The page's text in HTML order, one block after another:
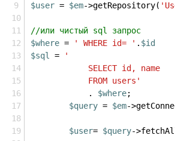
$user = $em->getRepository(
//или чистый sql запрос
$where = ' WHERE id= ' . $id
$sql
=
'
            SELECT id, name
            FROM users'
            .
$where;
$query = $em-
$user= $query-